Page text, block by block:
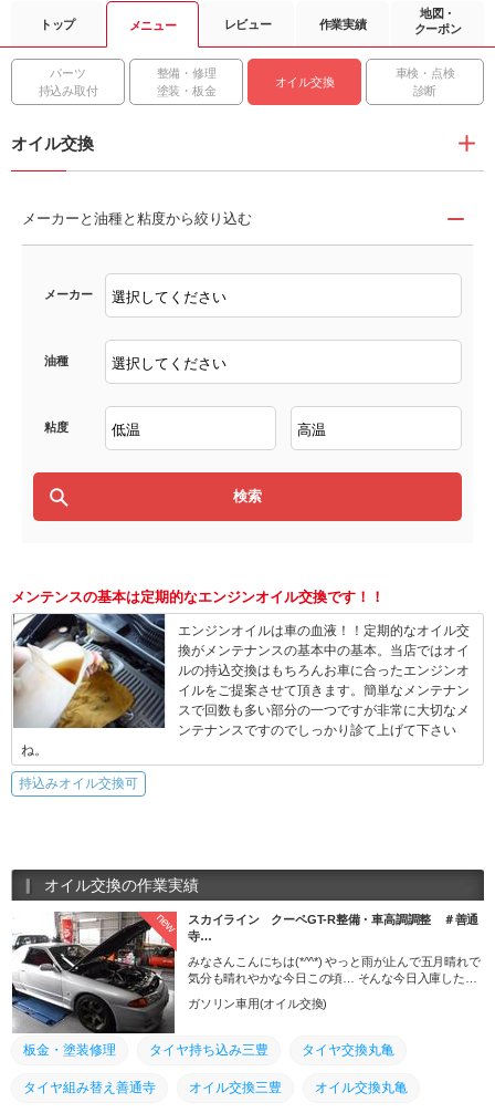
トップ メニュー レビュー 作業実績
地図・
クーポン
パーツ
持込み取付
整備・修理
塗装・板金
オイル交換
車検・点検
診断
オイル交換
メーカーと油種と粘度から絞り込む
メーカー
油種
粘度
メンテンスの基本は定期的なエンジンオイル交換です！！
エンジンオイルは車の血液！！定期的なオイル交
換がメンテナンスの基本中の基本。当店ではオイ
ルの持込交換はもちろんお車に合ったエンジンオ
イルをご提案させて頂きます。簡単なメンテナン
スで回数も多い部分の一つですが非常に大切なメ
ンテナンスですのでしっかり診て上げて下さい
ね。
持込みオイル交換可
オイル交換の作業実績
new
スカイライン クーペGT-R整備・車高調調整 ＃善通
寺…
みなさんこんにちは(*^^*) やっと雨が止んで五月晴れで
気分も晴れやかな今日この頃… そんな今日入庫したお
オーナー様は、以前ご来店いただいた方からのご紹介
ト交換、車高調調整という作業内容になりました。
ガソリン車用(オイル交換)
板金・塗装修理 タイヤ持ち込み三豊 タイヤ交換丸亀
タイヤ組み替え善通寺 オイル交換三豊 オイル交換丸亀